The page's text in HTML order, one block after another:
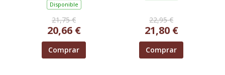
Disponible
21,75 €
20,66 €
Comprar
22,95 €
21,80 €
Comprar